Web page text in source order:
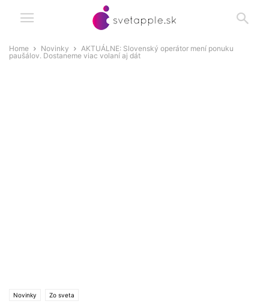
Home Novinky
AKTUÁLNE: Slovenský operátor mení ponuku
paušálov. Dostaneme viac volaní aj dát
Novinky Zo sveta